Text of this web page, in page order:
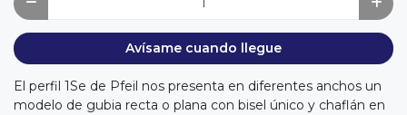
Avísame cuando llegue
El perfil 1Se de Pfeil nos presenta en diferentes anchos un
modelo de gubia recta o plana con bisel único y chaflán en